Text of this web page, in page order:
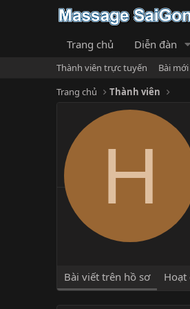
Trang chủ Diễn đàn
Thành viên trực tuyến Bài
Trang chủ
Thành viên
H
Bài viết trên hồ sơ